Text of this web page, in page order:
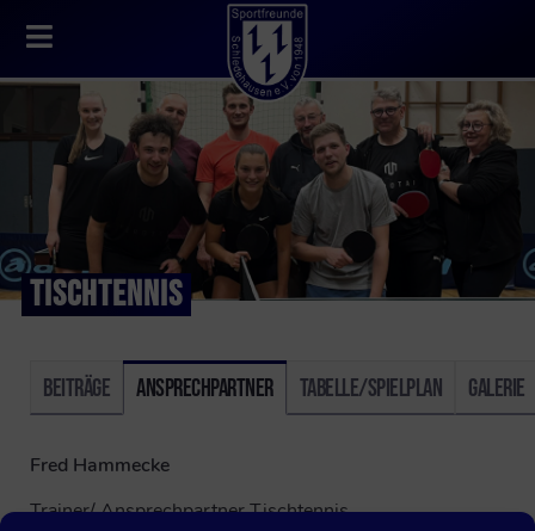
TISCHTENNIS
Beiträge Ansprechpartner Tabelle/Spielplan Galerie
Fred Hammecke
Trainer/ Ansprechpartner Tischtennis